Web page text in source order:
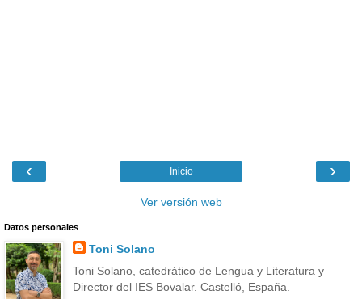
‹ ›
Inicio
Ver versión web
Datos personales
Toni Solano
Toni Solano, catedrático de Lengua y Literatura y
Director del IES Bovalar. Castelló, España.